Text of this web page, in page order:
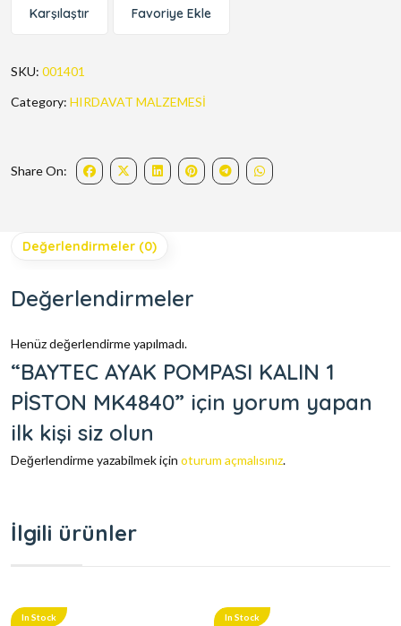
Karşılaştır Favoriye Ekle
SKU: 001401
Category: HIRDAVAT MALZEMESİ
Share On:
Değerlendirmeler (0)
Değerlendirmeler
Henüz değerlendirme yapılmadı.
“BAYTEC AYAK POMPASI KALIN 1
PİSTON MK4840” için yorum yapan
ilk kişi siz olun
Değerlendirme yazabilmek için oturum açmalısınız.
İlgili ürünler
In Stock In Stock